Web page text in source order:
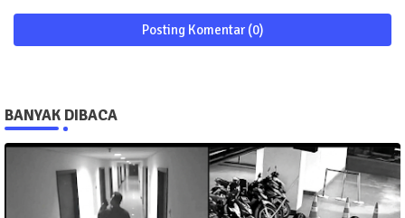
Posting Komentar (0)
BANYAK DIBACA